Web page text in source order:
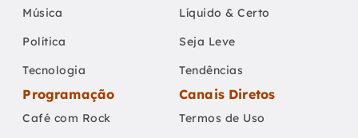
Música
Política
Tecnologia
Líquido & Certo
Seja Leve
Tendências
Programação
Café com Rock
Canais Diretos
Termos de Uso